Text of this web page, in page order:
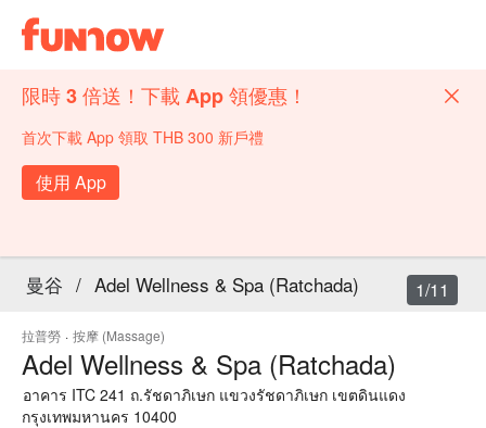
限時 3 倍送！下載 App 領優惠！
首次下載 App 領取 THB 300 新戶禮
使用 App
曼谷 / Adel Wellness & Spa (Ratchada)
拉普勞 · 按摩 (Massage)
Adel Wellness & Spa (Ratchada)
อาคาร ITC 241 ถ.รัชดาภิเษก แขวงรัชดาภิเษก เขตดินแดง
กรุงเทพมหานคร 10400
1/11